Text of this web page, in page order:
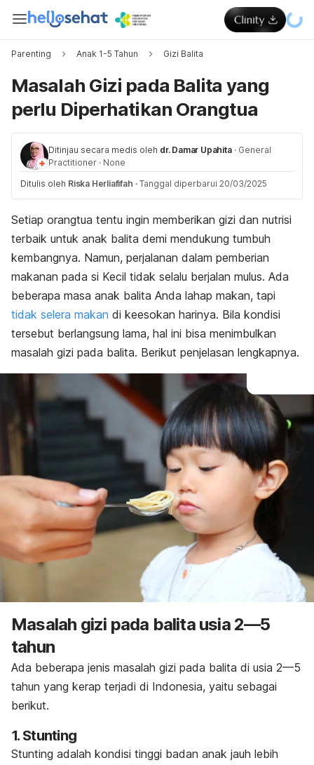
Parenting Anak 1-5 Tahun Gizi Balita
Masalah Gizi pada Balita yang
perlu Diperhatikan Orangtua
Ditinjau secara medis oleh dr. Damar Upahita · General
Practitioner · None
Ditulis oleh Riska Herliafifah · Tanggal diperbarui 20/03/2025
Setiap orangtua tentu ingin memberikan gizi dan nutrisi
terbaik untuk anak balita demi mendukung tumbuh
kembangnya. Namun, perjalanan dalam pemberian
makanan pada si Kecil tidak selalu berjalan mulus. Ada
beberapa masa anak balita Anda lahap makan, tapi
tidak selera makan di keesokan harinya. Bila kondisi
tersebut berlangsung lama, hal ini bisa menimbulkan
masalah gizi pada balita. Berikut penjelasan lengkapnya.
Masalah gizi pada balita usia 2—5
tahun
Ada beberapa jenis masalah gizi pada balita di usia 2—5
tahun yang kerap terjadi di Indonesia, yaitu sebagai
berikut.
1. Stunting
Stunting adalah kondisi tinggi badan anak jauh lebih